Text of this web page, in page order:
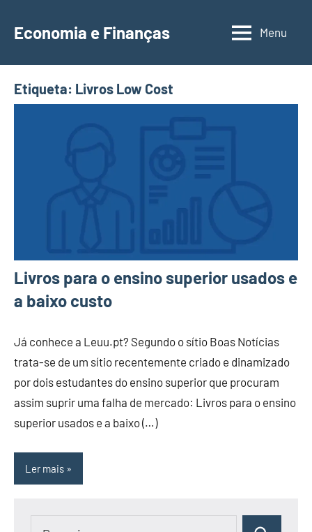
para
conteúdo
Economia e Finanças
Depósitos
IRS,
Finanças
Menu
Etiqueta: Livros Low Cost
Livros para o ensino superior usados e
a baixo custo
Já conhece a Leuu.pt? Segundo o sítio Boas Notícias
trata-se de um sítio recentemente criado e dinamizado
por dois estudantes do ensino superior que procuram
assim suprir uma falha de mercado: Livros para o ensino
superior usados e a baixo (…)
Ler mais